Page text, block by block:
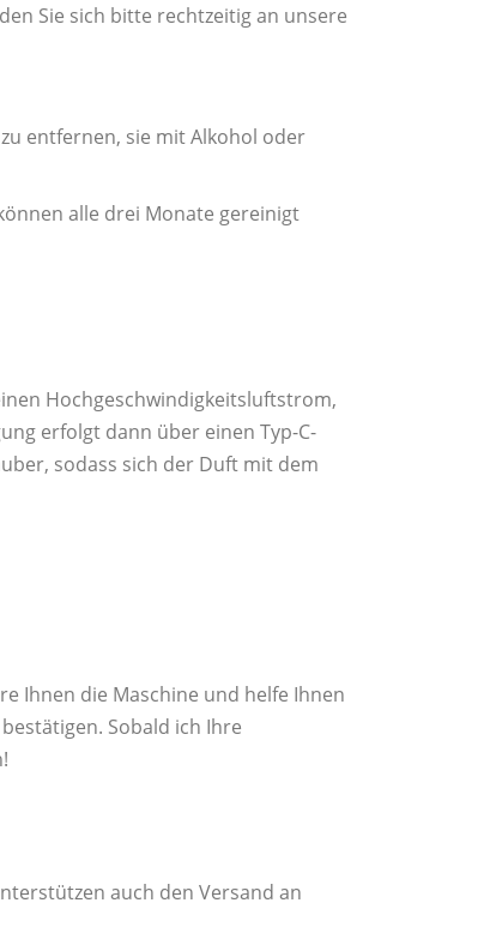
Sie sich bitte rechtzeitig an unsere
entfernen, sie mit Alkohol oder
alle drei Monate gereinigt
Hochgeschwindigkeitsluftstrom,
erfolgt dann über einen Typ-C-
sodass sich der Duft mit dem
Ihnen die Maschine und helfe Ihnen
Sobald ich Ihre
auch den Versand an